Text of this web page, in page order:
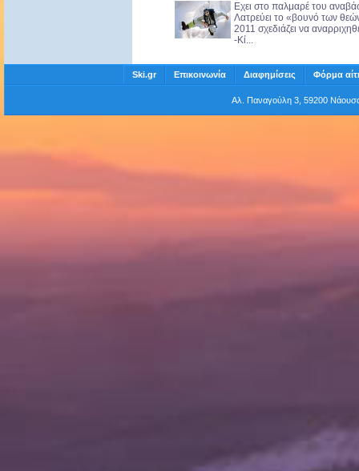
Εχει στο παλμαρέ του
Λατρεύει το «βουνό των
2011 σχεδιάζει να
-Κί...
Ski.gr Επικοινωνία Διαφημίσεις Φόρμα
Αλ. Παναγούλη 3, 59200